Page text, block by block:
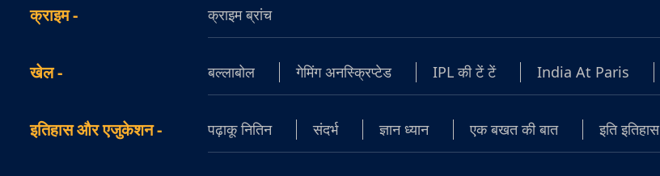
क्राइम- क्राइम ब्रांच
खेल- बल्लाबोल गेमिंग अनस्क्रिप्टेड IPL की टें टें India At Paris
इतिहास और एजुकेशन- पढ़ाकू नितिन संदर्भ ज्ञान ध्यान एक बखत की बात इति इतिहास